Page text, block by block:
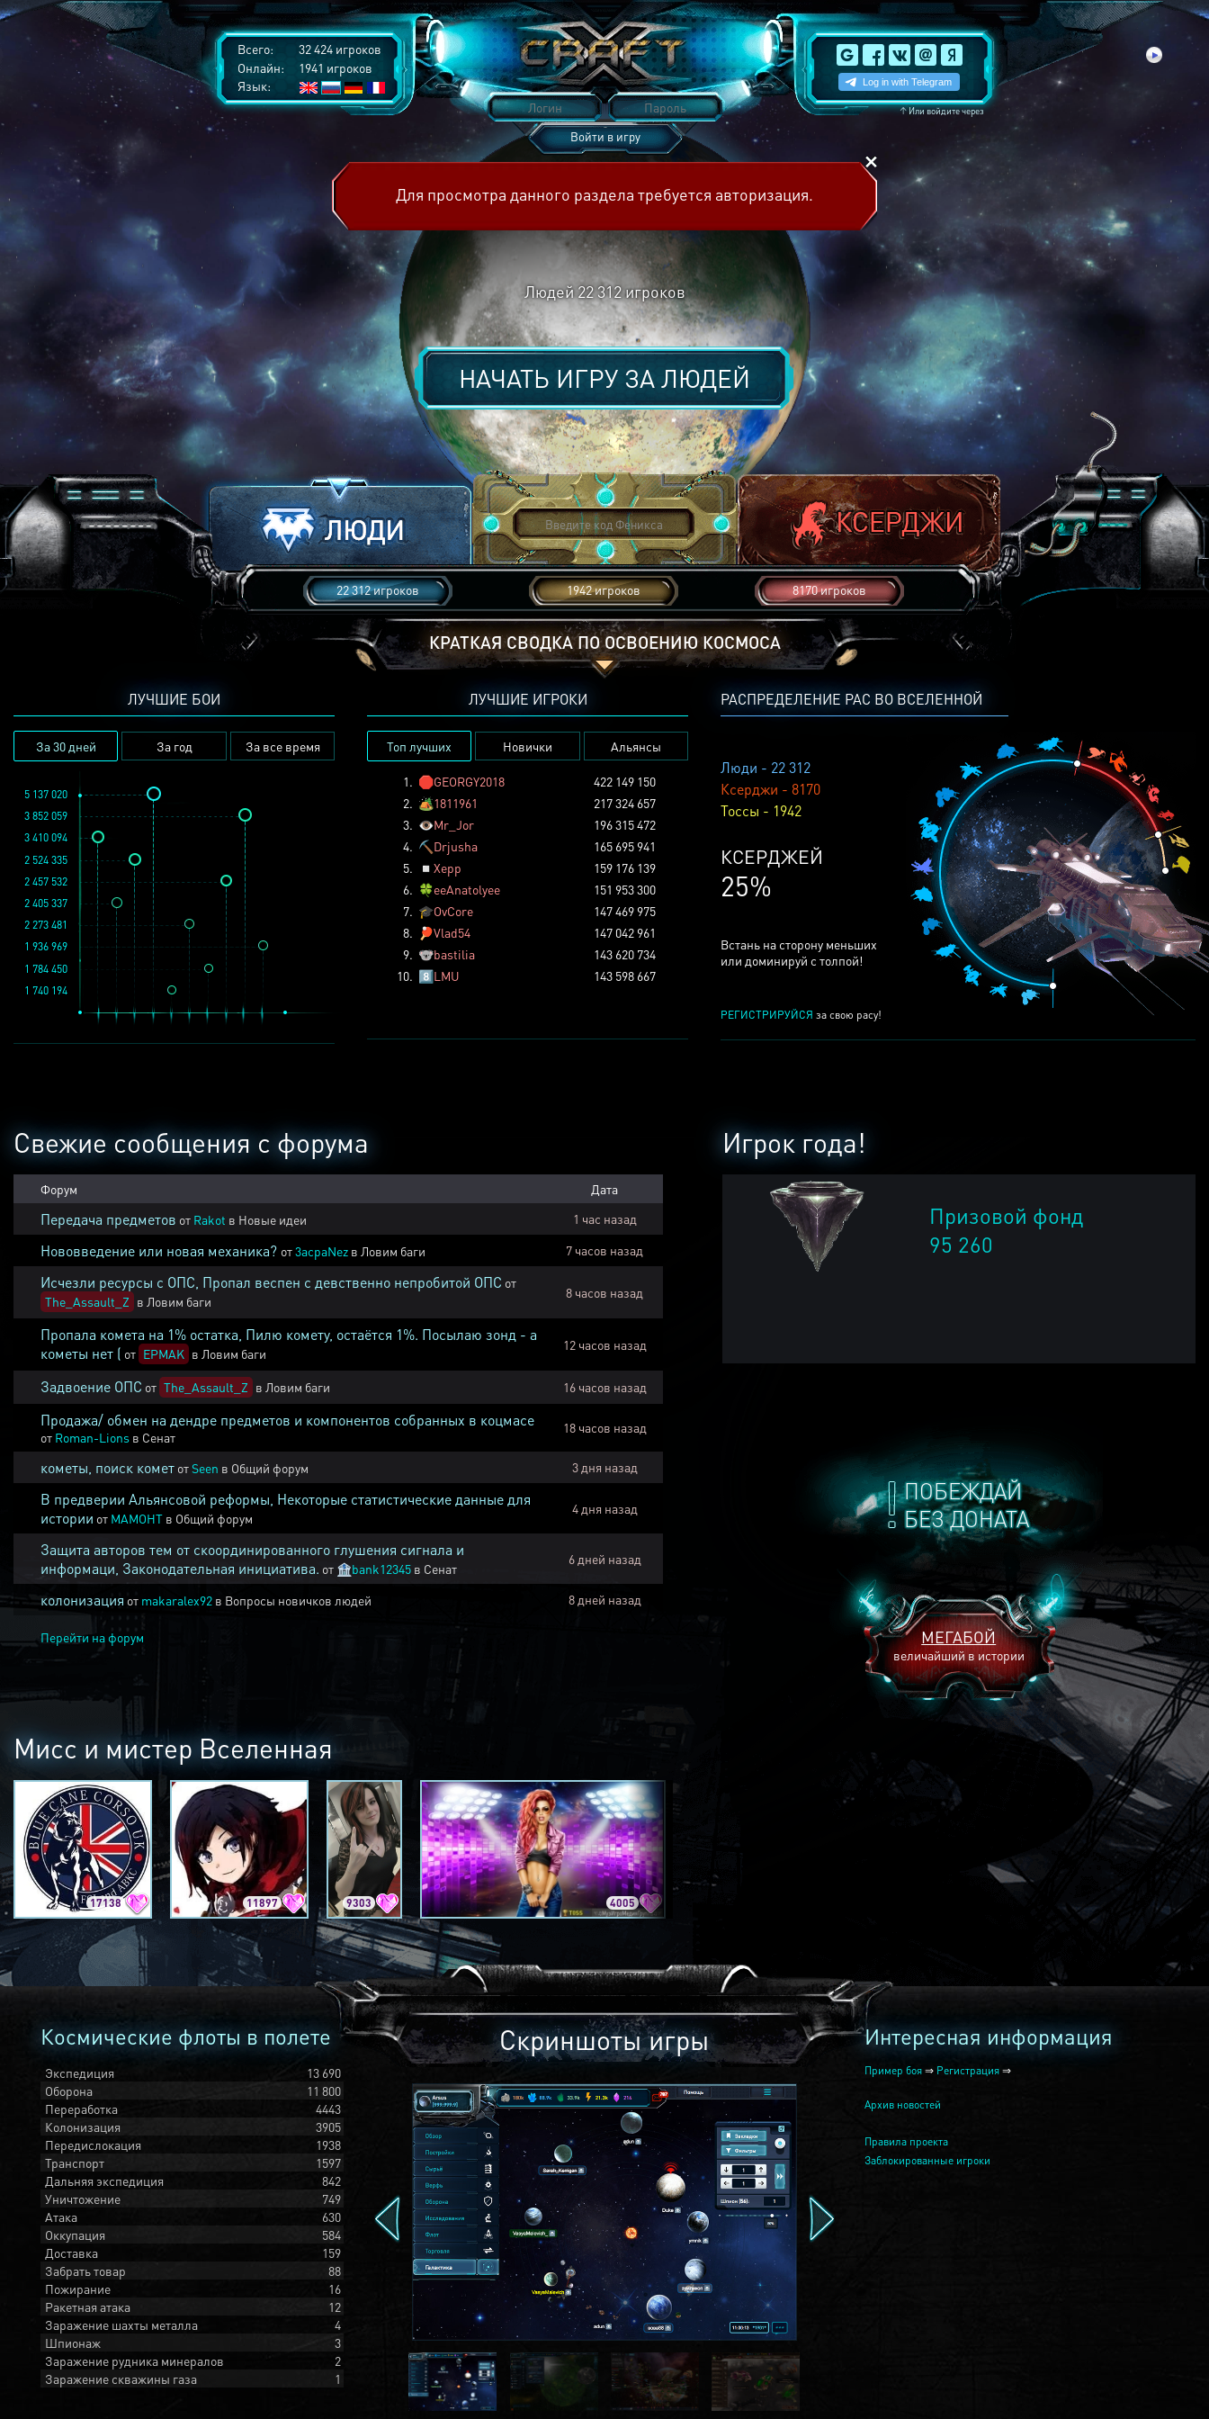
Всего:
32 424 игроков
Онлайн:
1941 игроков
Язык:
↑Или войдите через
Войти в игру
Для просмотра данного раздела требуется авторизация.
Людей 22 312игроков
НАЧАТЬ ИГРУ ЗАЛЮДЕЙ
22 312 игроков 1942 игроков 8170 игроков
КРАТКАЯ СВОДКА ПО ОСВОЕНИЮ КОСМОСА
РАСПРЕДЕЛЕНИЕ РАС ВО ВСЕЛЕННОЙ
Люди - 22 312
Ксерджи - 8170
Тоссы - 1942
КСЕРДЖЕЙ
25%
Встань на сторону меньших
или доминируй с толпой!
РЕГИСТРИРУЙСЯ за свою расу!
ЛУЧШИЕ БОИ
За 30 дней За год За все время
1 936 969
3 852 059
2 457 532
1 784 450
2 273 481
1 740 194
5 137 020
2 524 335
2 405 337
3 410 094
ЛУЧШИЕ ИГРОКИ
Топ лучших Новички Альянсы
1. 🛑GEORGY2018
422 149 150
2. 🏕️1811961
217 324 657
3. 👁️Mr_Jor
196 315 472
4. ⛏️ Drjusha
165 695 941
5.
◽ Xepp
159 176 139
6. 🍀eeAnatolyee
151 953 300
7. 🎓OvCore
147 469 975
8.
🏓Vlad54
147 042 961
9. 🐨bastilia
143 620 734
10. 8️⃣LMU 143 598 667
ПОБЕЖДАЙ
БЕЗ ДОНАТА
МЕГАБОЙ
величайший в истории
Игрок года!
Призовой фонд
95 260
Свежие сообщения с форума
Форум Дата
Передача предметов от Rakot в Новые идеи 1 час назад
Нововведение или новая механика? от3acpaNez в Ловим баги 7 часов назад
Исчезли ресурсы с ОПС, Пропал веспен с девственно непробитой ОПС от
The_Assault_Z в Ловим баги
8 часов назад
Пропала комета на 1% остатка, Пилю комету, остаётся 1%. Посылаю зонд - а
кометы нет ( от EPMAK в Ловим баги
12 часов назад
Задвоение ОПС от The_Assault_Z в Ловим баги 16 часов назад
Продажа/ обмен на дендре предметов и компонентов собранных в коцмасе
от Roman-Lions в Сенат
18 часов назад
кометы, поиск комет отSeen в Общий форум 3 дня назад
В предверии Альянсовой реформы, Некоторые статистические данные для
истории от MAMOHT в Общий форум
4 дня назад
Защита авторов тем от скоординированного глушения сигнала и
информаци, Законодательная инициатива. от 🏦bank12345 в Сенат
6 дней назад
колонизация от makaralex92 в Вопросы новичков людей 8 дней назад
Перейти на форум
Мисс и мистер Вселенная
17138 11897 9303 4005 2240
Космические флоты в полете
Экспедиция
13 690
Оборона
11 800
Переработка
4443
Колонизация
3905
Передислокация
1938
Транспорт
1597
Дальняя экспедиция
842
Уничтожение
749
Атака
630
Оккупация
584
Доставка
159
Забрать товар
88
Пожирание
16
Ракетная атака
12
Заражение шахты металла
4
Шпионаж
3
Заражение рудника минералов
2
Заражение скважины газа
1
Скриншоты игры Интересная информация
Пример боя ⇒ Регистрация ⇒
Архив новостей
Правила проекта
Заблокированные игроки